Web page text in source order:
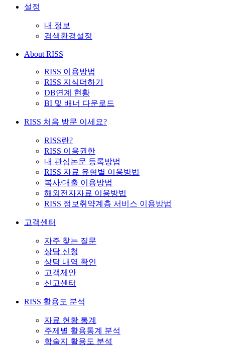
설정
내 정보
검색환경설정
About RISS
RISS 이용방법
RISS 지식더하기
DB연계 현황
BI 및 배너 다운로드
RISS 처음 방문 이세요?
RISS란?
RISS 이용권한
내 관심논문 등록방법
RISS 자료 유형별 이용방법
복사/대출 이용방법
해외전자자료 이용방법
RISS 정보취약계층 서비스 이용방법
고객센터
자주 찾는 질문
상담 신청
상담 내역 확인
고객제안
신고센터
RISS 활용도 분석
자료 현황 통계
주제별 활용통계 분석
학술지 활용도 분석